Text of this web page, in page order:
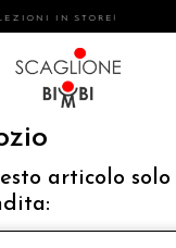
IN STORE!
articolo solo